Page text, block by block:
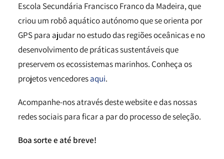
Escola Secundária Francisco Franco da Madeira, que
criou um robô aquático autónomo que se orienta por
GPS para ajudar no estudo das regiões oceânicas e no
desenvolvimento de práticas sustentáveis que
preservem os ecossistemas marinhos. Conheça os
projetos vencedoresaqui.
Acompanhe-nos através deste website e das nossas
redes sociais para ficar a par do processo de seleção.
Boa sorte e até breve!